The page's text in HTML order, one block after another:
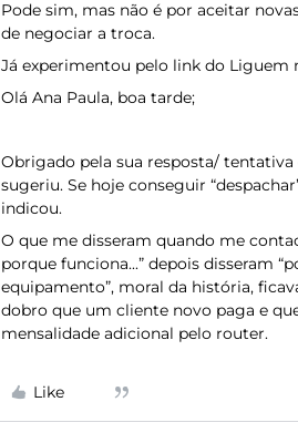
Pode sim, mas não é por aceitar
de negociar a troca.
Já experimentou pelo link do Liguem
Olá Ana Paula, boa tarde;
Obrigado pela sua resposta/
sugeriu. Se hoje conseguir
indicou.
O que me disseram quando me
porque funciona...” depois disseram
equipamento”, moral da história,
dobro que um cliente novo paga e
mensalidade adicional pelo router.
Like